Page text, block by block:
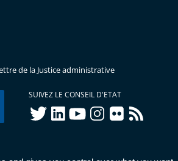
de la Justice administrative
SUIVEZ LE CONSEIL D'ETAT
twitterlinkedInyoutubeinstagram
flickr rss